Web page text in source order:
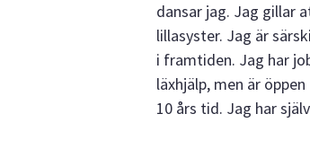
dansar jag. Jag gillar
lillasyster. Jag är
i framtiden. Jag har
läxhjälp, men är
10 års tid. Jag har